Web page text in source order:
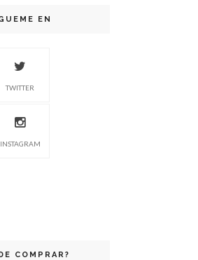
EN
TWITTER
INSTAGRAM
COMPRAR?